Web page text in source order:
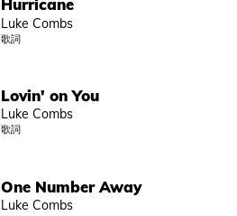
Hurricane
Luke Combs
歌詞
Lovin' on You
Luke Combs
歌詞
One Number Away
Luke Combs